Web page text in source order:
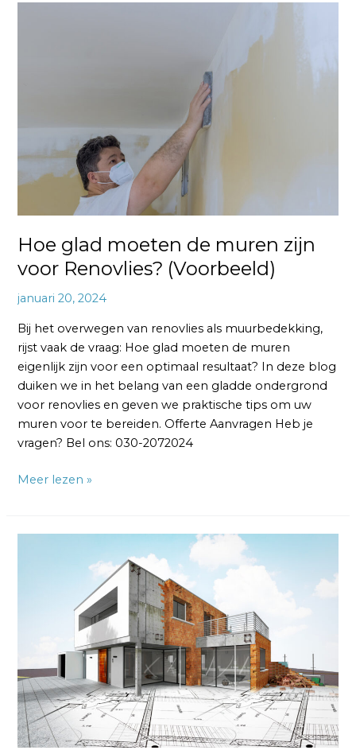
Hoe glad moeten de muren zijn
voor Renovlies? (Voorbeeld)
januari 20, 2024
Bij het overwegen van renovlies als muurbedekking,
rijst vaak de vraag: Hoe glad moeten de muren
eigenlijk zijn voor een optimaal resultaat? In deze blog
duiken we in het belang van een gladde ondergrond
voor renovlies en geven we praktische tips om uw
muren voor te bereiden. Offerte Aanvragen Heb je
vragen? Bel ons: 030-2072024
voor
Renovlies?
(Voorbeeld)
Meer lezen »
behang?
3
Punten!